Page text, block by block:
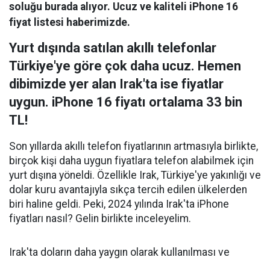
soluğu burada alıyor. Ucuz ve kaliteli iPhone 16
fiyat listesi haberimizde.
Yurt dışında satılan akıllı telefonlar
Türkiye'ye göre çok daha ucuz. Hemen
dibimizde yer alan Irak'ta ise fiyatlar
uygun. iPhone 16 fiyatı ortalama 33 bin
TL!
Son yıllarda akıllı telefon fiyatlarının artmasıyla birlikte,
birçok kişi daha uygun fiyatlara telefon alabilmek için
yurt dışına yöneldi. Özellikle Irak, Türkiye'ye yakınlığı ve
dolar kuru avantajıyla sıkça tercih edilen ülkelerden
biri haline geldi. Peki, 2024 yılında Irak'ta iPhone
fiyatları nasıl? Gelin birlikte inceleyelim.
Irak'ta doların daha yaygın olarak kullanılması ve